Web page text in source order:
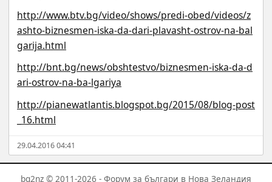
http://www.btv.bg/video/shows/predi-obed/videos/z
ashto-biznesmen-iska-da-dari-plavasht-ostrov-na-bal
garija.html
http://bnt.bg/news/obshtestvo/biznesmen-iska-da-d
ari-ostrov-na-ba-lgariya
http://pianewatlantis.blogspot.bg/2015/08/blog-post
_16.html
29.04.2016 04:41
bg2nz © 2011-2026 - Форум за българи в Нова Зеландия